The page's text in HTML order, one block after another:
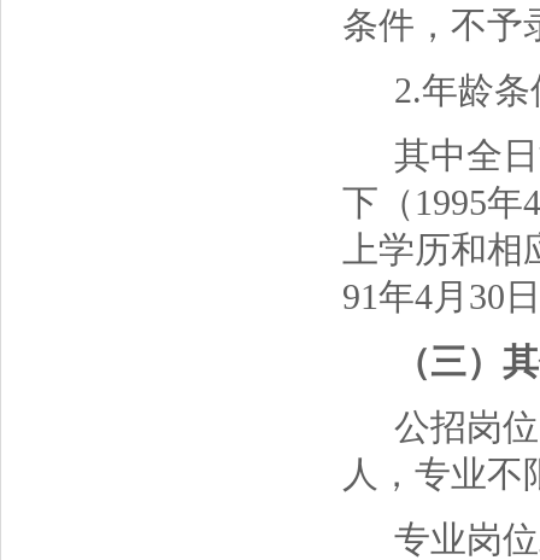
条件，不予
2.年龄条
其中全
下（1995年
上学历和相
91年4月30
（三）
公招岗
人，专业不
专业岗